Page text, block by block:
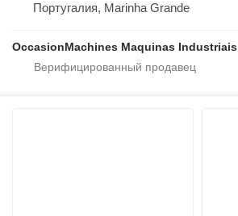
Португалия, Marinha Grande
OccasionMachines Maquinas Industriais